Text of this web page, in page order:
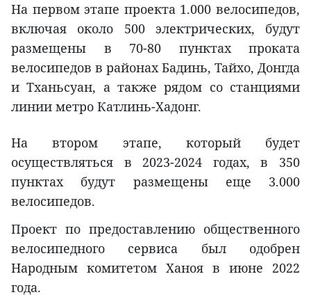
На первом этапе проекта 1.000 велосипедов,
включая около 500 электрических, будут
размещены в 70-80 пунктах проката
велосипедов в районах Бадинь, Тайхо, Донгда
и Тханьсуан, а также рядом со станциями
линии метро Катлинь-Хадонг.
На втором этапе, который будет
осуществляться в 2023-2024 годах, в 350
пунктах будут размещены еще 3.000
велосипедов.
Проект по предоставлению общественного
велосипедного сервиса был одобрен
Народным комитетом Ханоя в июне 2022
года.